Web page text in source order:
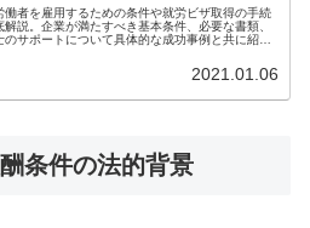
働者を雇用するための条件や就労ビザ取得の手続
解説。企業が満たすべき基本条件、必要な書類、
のサポートについて具体的な成功事例と共に紹介
2021.01.06
条件の法的背景